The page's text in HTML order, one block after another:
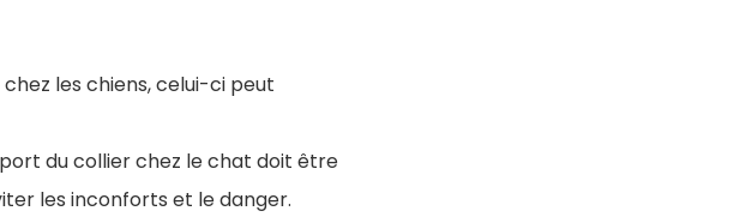
les chiens, celui-ci peut
du collier chez le chat doit être
les inconforts et le danger.